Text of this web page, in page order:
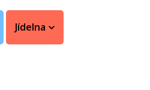
Jídelna